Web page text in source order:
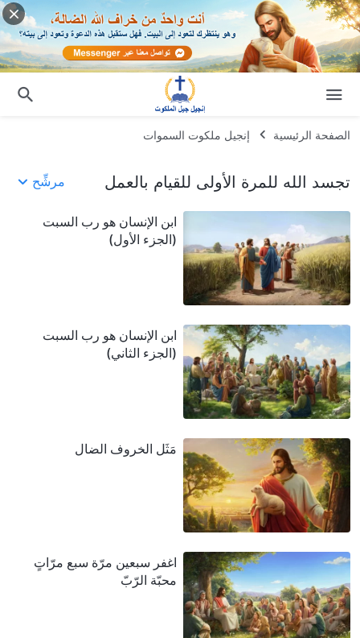
الصفحة الرئيسية إنجيل ملكوت السموات
تجسد الله للمرة الأولى للقيام بالعمل مرشِّح
ابن الإنسان هو رب السبت
(الجزء الأول)
ابن الإنسان هو رب السبت
(الجزء الثاني)
مَثَل الخروف الضال
اغفر سبعين مرّة سبع مرّاتٍ
محبّة الرّبّ